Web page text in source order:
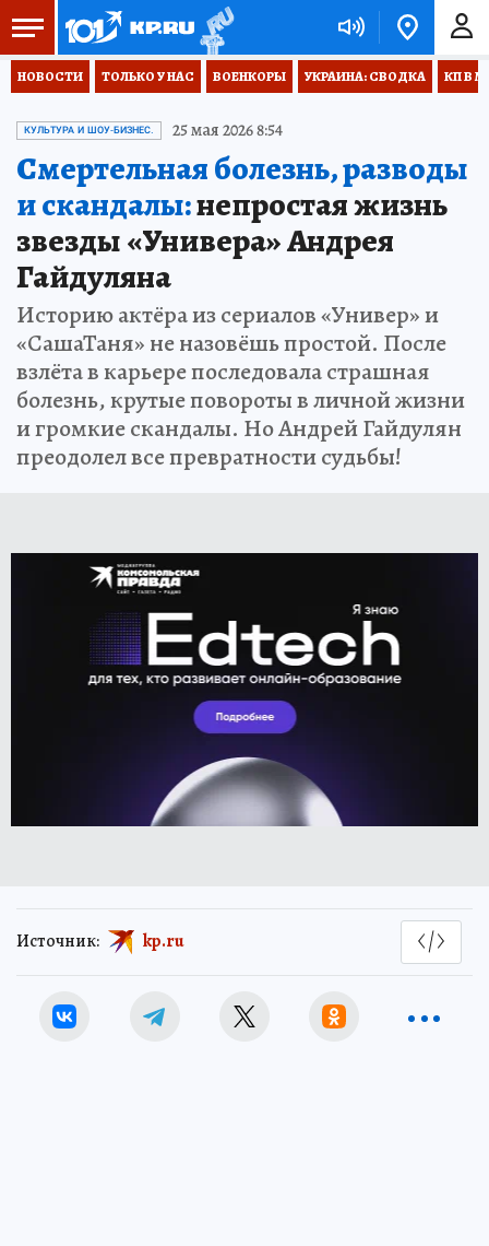
НОВОСТИ ТОЛЬКО У НАС ВОЕНКОРЫ УКРАИНА: СВОДКА КП В
КУЛЬТУРА И ШОУ-БИЗНЕС. 25 мая 2026 8:54
Смертельная болезнь, разводы
и скандалы:непростая жизнь
звезды «Универа» Андрея
Гайдуляна
Историю актёра из сериалов «Универ» и
«СашаТаня» не назовёшь простой. После
взлёта в карьере последовала страшная
болезнь, крутые повороты в личной жизни
и громкие скандалы. Но Андрей Гайдулян
преодолел все превратности судьбы!
Источник: kp.ru